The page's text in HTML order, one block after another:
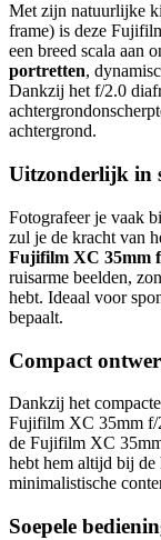
Met zijn natuurlijke
frame) is deze
een breed scala aan
portretten,
Dankzij het f/2.0
achtergrond.
Uitzonderlijk in
Fotografeer je vaak
zul je de kracht van
Fujifilm XC 35mm
ruisarme beelden,
hebt. Ideaal voor
bepaalt.
Compact
Dankzij het
Fujifilm XC 35mm f/
de Fujifilm XC
hebt hem altijd bij
minimalistische
Soepele